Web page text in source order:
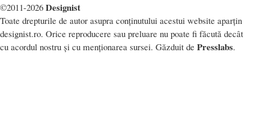
©2011-2026 Designist
Toate drepturile de autor asupra conținutului acestui website aparțin
designist.ro. Orice reproducere sau preluare nu poate fi făcută decât
cu acordul nostru și cu menționarea sursei. Găzduit de Presslabs.